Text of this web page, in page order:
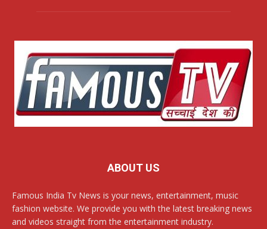
ABOUT US
Famous India Tv News is your news, entertainment, music
fashion website. We provide you with the latest breaking news
and videos straight from the entertainment industry.